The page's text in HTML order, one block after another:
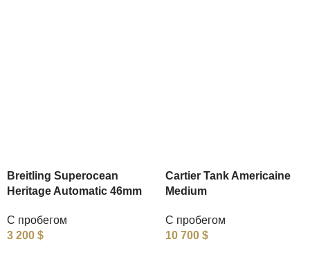
Breitling Superocean
Heritage Automatic 46mm
С пробегом
3 200 $
Cartier Tank Americaine
Medium
С пробегом
10 700 $